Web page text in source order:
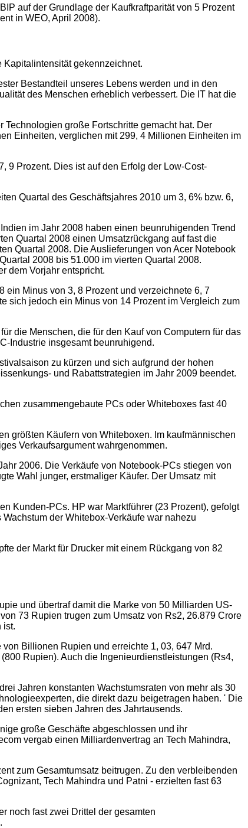
auf der Grundlage der Kaufkraftparität von 5 Prozent
in WEO, April 2008).
gekennzeichnet.
Bestandteil unseres Lebens werden und in den
des Menschen erheblich verbessert. Die IT hat die
große Fortschritte gemacht hat. Der
Einheiten, verglichen mit 299, 4 Millionen Einheiten im
9 Prozent. Dies ist auf den Erfolg der Low-Cost-
Quartal des Geschäftsjahres 2010 um 3, 6% bzw. 6,
im Jahr 2008 haben einen beunruhigenden Trend
Quartal 2008 einen Umsatzrückgang auf fast die
Quartal 2008. Die Auslieferungen von Acer Notebook
2008 bis 51.000 im vierten Quartal 2008.
dem Vorjahr entspricht.
ein Minus von 3, 8 Prozent und verzeichnete 6, 7
sich jedoch ein Minus von 14 Prozent im Vergleich zum
die Menschen, die für den Kauf von Computern für das
Industrie insgesamt beunruhigend.
zu kürzen und sich aufgrund der hohen
und Rabattstrategien im Jahr 2009 beendet.
zusammengebaute PCs oder Whiteboxes fast 40
größten Käufern von Whiteboxen. Im kaufmännischen
Verkaufsargument wahrgenommen.
2006. Die Verkäufe von Notebook-PCs stiegen von
Wahl junger, erstmaliger Käufer. Der Umsatz mit
Kunden-PCs. HP war Marktführer (23 Prozent), gefolgt
der Whitebox-Verkäufe war nahezu
der Markt für Drucker mit einem Rückgang von 82
und übertraf damit die Marke von 50 Milliarden US-
73 Rupien trugen zum Umsatz von Rs2, 26.879 Crore
ist.
Billionen Rupien und erreichte 1, 03, 647 Mrd.
Rupien). Auch die Ingenieurdienstleistungen (Rs4,
Jahren konstanten Wachstumsraten von mehr als 30
die direkt dazu beigetragen haben. ' Die
ersten sieben Jahren des Jahrtausends.
große Geschäfte abgeschlossen und ihr
vergab einen Milliardenvertrag an Tech Mahindra,
zum Gesamtumsatz beitrugen. Zu den verbleibenden
Tech Mahindra und Patni - erzielten fast 63
noch fast zwei Drittel der gesamten